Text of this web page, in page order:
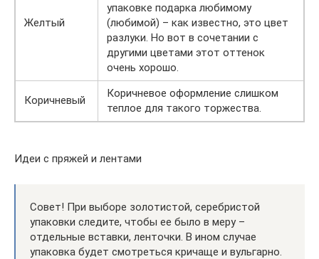
Желтый
упаковке подарка любимому
(любимой) – как известно, это цвет
разлуки. Но вот в сочетании с
другими цветами этот оттенок
очень хорошо.
Коричневый
Коричневое оформление слишком
теплое для такого торжества.
Идеи с пряжей и лентами
Совет! При выборе золотистой, серебристой
упаковки следите, чтобы ее было в меру –
отдельные вставки, ленточки. В ином случае
упаковка будет смотреться кричаще и вульгарно.